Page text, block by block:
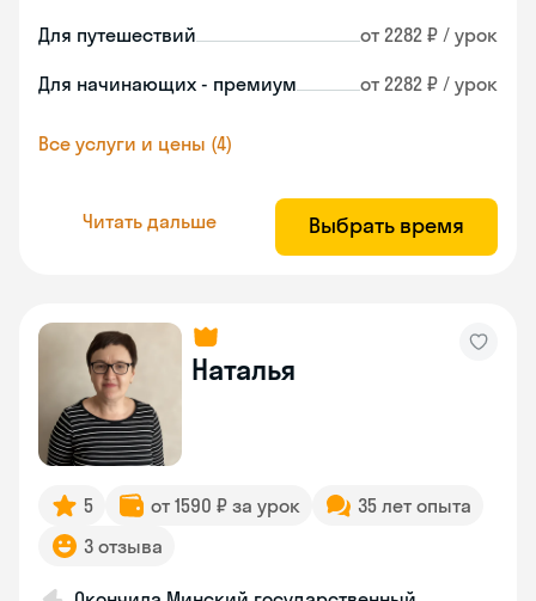
Для путешествий от 2282 ₽ / урок
Для начинающих - премиум от 2282 ₽ / урок
Все услуги и цены (4)
Читать дальше Выбрать время
Наталья
5 от 1590 ₽ за урок
35 лет опыта
3 отзыва